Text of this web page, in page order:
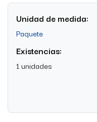
Unidad de medida:
Paquete
Existencias:
1 unidades